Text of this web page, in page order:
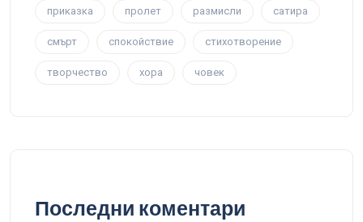
приказка пролет размисли сатира
смърт спокойствие стихотворение
творчество хора човек
Последни коментари